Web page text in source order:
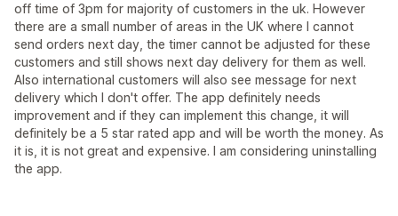
off time of 3pm for majority of customers in the uk. However
there are a small number of areas in the UK where I cannot
send orders next day, the timer cannot be adjusted for these
customers and still shows next day delivery for them as well.
Also international customers will also see message for next
delivery which I don't offer. The app definitely needs
improvement and if they can implement this change, it will
definitely be a 5 star rated app and will be worth the money. As
it is, it is not great and expensive. I am considering uninstalling
the app.